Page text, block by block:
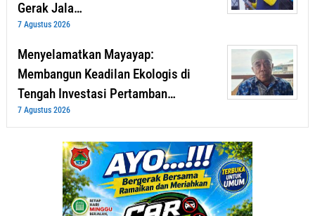
Gerak Jala…
7 Agustus 2026
Menyelamatkan Mayayap:
Membangun Keadilan Ekologis di
Tengah Investasi Pertamban…
7 Agustus 2026